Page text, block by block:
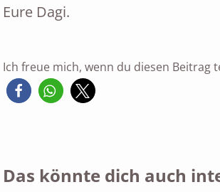
Eure Dagi.
Ich freue mich, wenn du diesen Beitrag
Das könnte dich auch